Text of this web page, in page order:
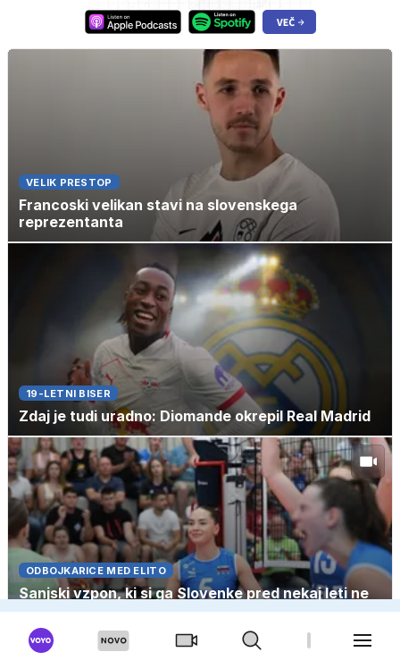
VELIK PRESTOP
Francoski velikan stavi na slovenskega
reprezentanta
19-LETNI BISER
Zdaj je tudi uradno: Diomande okrepil Real Madrid
ODBOJKARICE MED ELITO
Sanjski vzpon, ki si ga Slovenke pred nekaj leti ne
bi upale napovedati